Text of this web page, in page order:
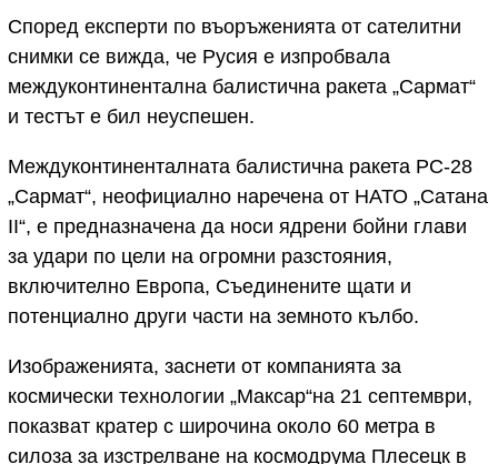
Според експерти по въоръженията от сателитни
снимки се вижда, че Русия е изпробвала
междуконтинентална балистична ракета „Сармат“
и тестът е бил неуспешен.
Междуконтиненталната балистична ракета РС-28
„Сармат“, неофициално наречена от НАТО „Сатана
II“, е предназначена да носи ядрени бойни глави
за удари по цели на огромни разстояния,
включително Европа, Съединените щати и
потенциално други части на земното кълбо.
Изображенията, заснети от компанията за
космически технологии „Максар“на 21 септември,
показват кратер с широчина около 60 метра в
силоза за изстрелване на космодрума Плесецк в